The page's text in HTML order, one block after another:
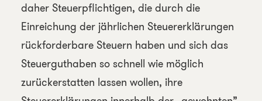
daher Steuerpflichtigen, die durch die
Einreichung der jährlichen Steuererklärungen
rückforderbare Steuern haben und sich das
Steuerguthaben so schnell wie möglich
zurückerstatten lassen wollen, ihre